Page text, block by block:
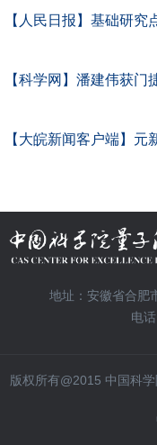
【人民日报】基础研究
【科学网】潘建伟获
地址：安徽省合肥
电
版权所有@2015 中国科